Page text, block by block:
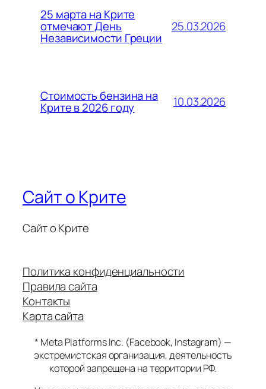
25 марта на Крите
отмечают День
Независимости Греции
25.03.2026
Стоимость бензина на
Крите в 2026 году 10.03.2026
Сайт о Крите
Сайт о Крите
Политика конфиденциальности
Правила сайта
Контакты
Карта сайта
* Meta Platforms Inc. (Facebook, Instagram) —
экстремистская организация, деятельность
которой запрещена на территории РФ.